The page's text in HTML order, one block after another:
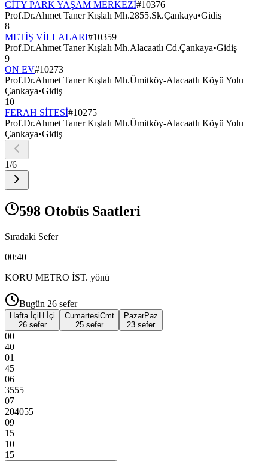
CİTY PARK YAŞAM MERKEZİ#10376
Prof.Dr.Ahmet Taner Kışlalı Mh.2855.Sk.Çankaya•Gidiş
8
METİŞ VİLLALARI#10359
Prof.Dr.Ahmet Taner Kışlalı Mh.Alacaatlı Cd.Çankaya•Gidiş
9
ON EV#10273
Prof.Dr.Ahmet Taner Kışlalı Mh.Ümitköy-Alacaatlı Köyü Yolu
Çankaya•Gidiş
10
FERAH SİTESİ#10275
Prof.Dr.Ahmet Taner Kışlalı Mh.Ümitköy-Alacaatlı Köyü Yolu
Çankaya•Gidiş
1/6
598 Otobüs Saatleri
Sıradaki Sefer
00:40
KORU METRO İST. yönü
Bugün 26 sefer
Hafta İçi H.İçi
26 sefer
CumartesiCmt
25 sefer
PazarPaz
23 sefer
00
40
01
45
06
3555
07
204055
09
15
10
15